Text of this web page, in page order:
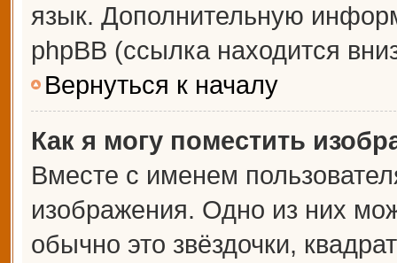
язык. Дополнительную
phpBB (ссылка находится
Вернуться к началу
Как я могу поместить
Вместе с именем
изображения. Одно из них
обычно это звёздочки,